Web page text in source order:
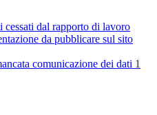
cessati dal rapporto di lavoro
da pubblicare sul sito
comunicazione dei dati 1